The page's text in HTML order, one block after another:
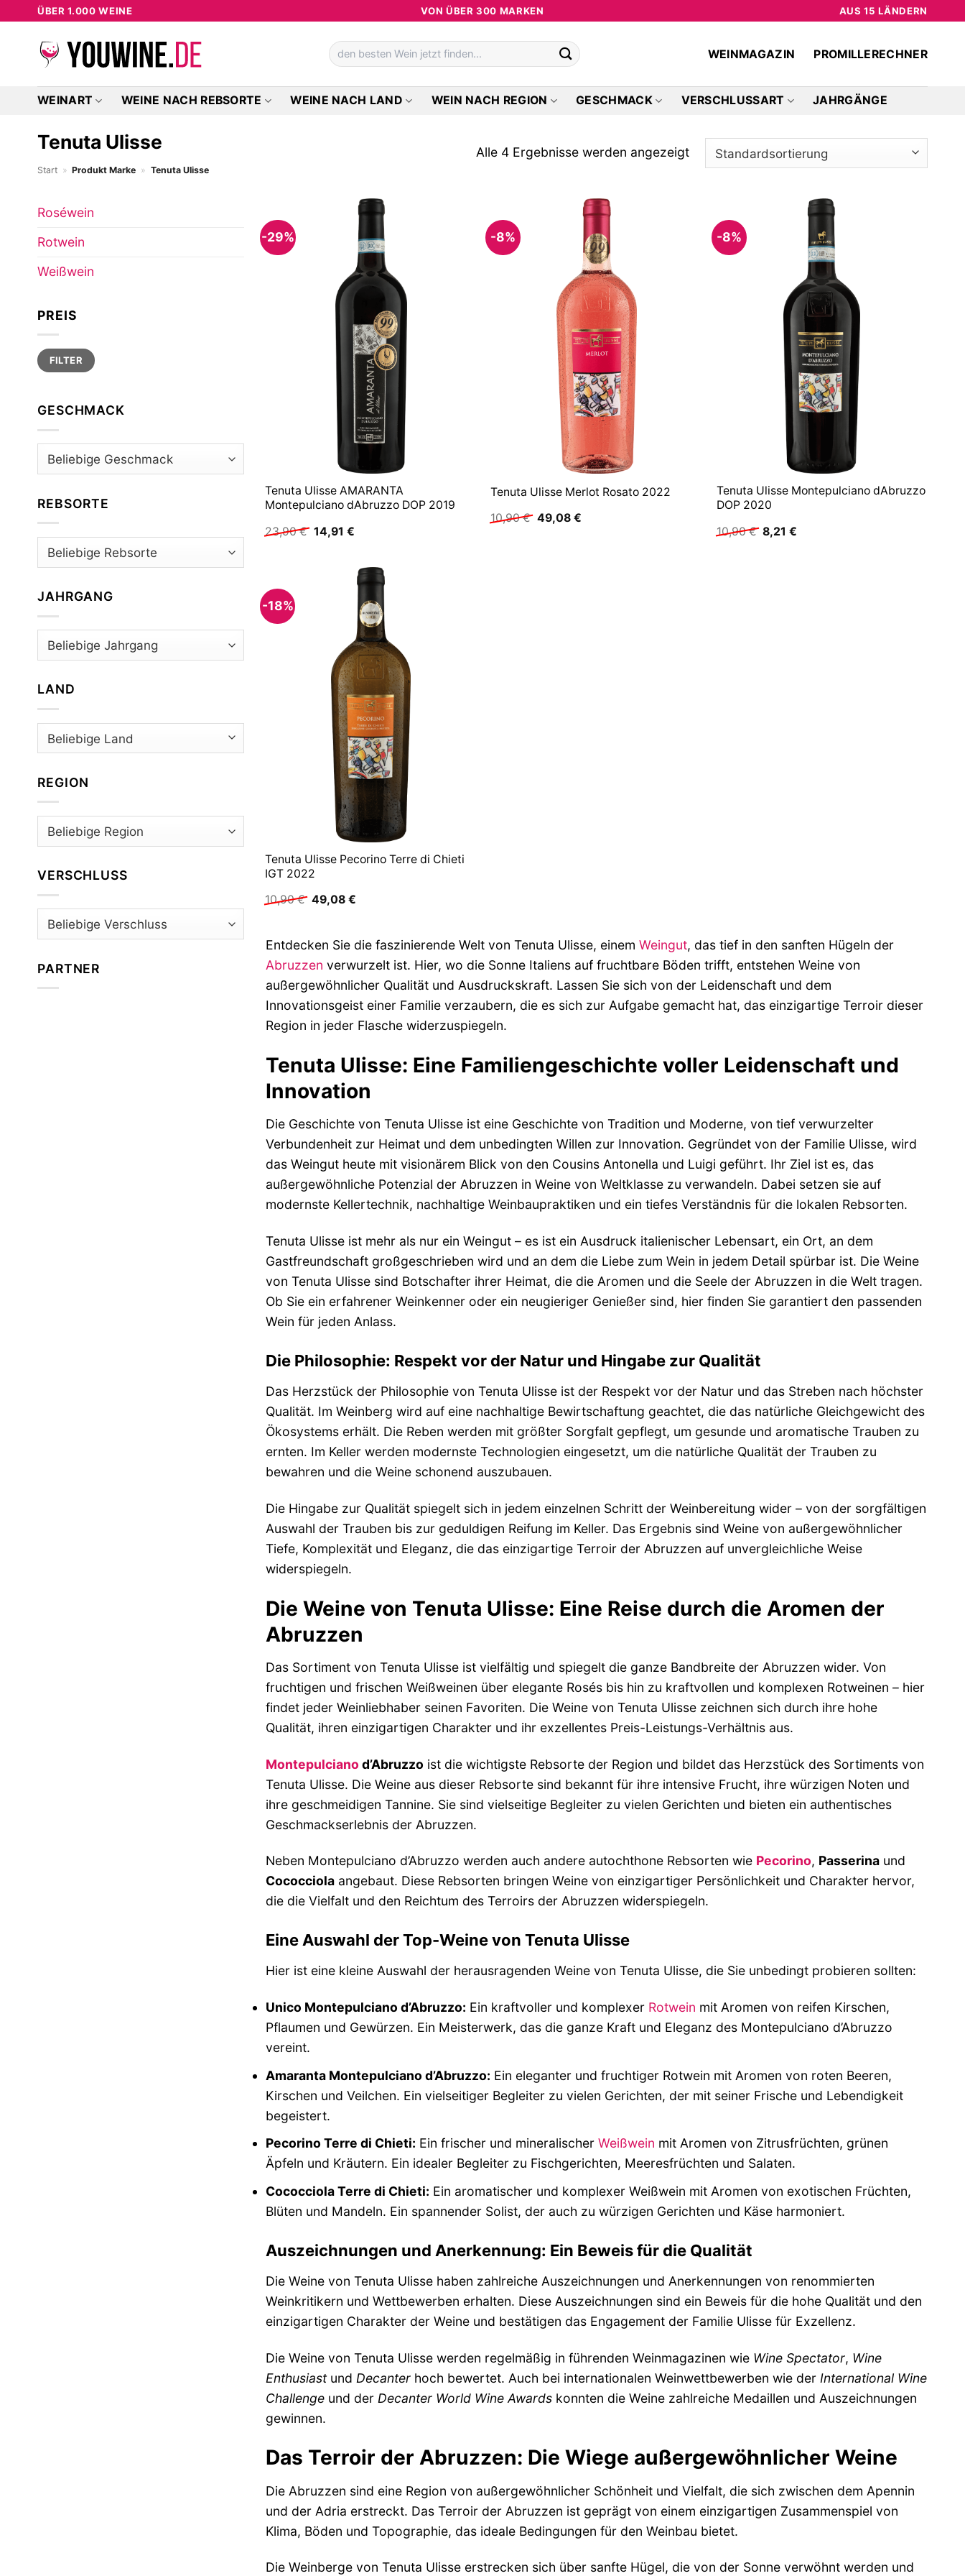
springen
ÜBER 1.000 WEINE VON ÜBER 300 MARKEN AUS 15 LÄNDERN
Suchen
nach:
WEINMAGAZIN PROMILLERECHNER
WEINART WEINE NACH REBSORTE WEINE NACH LAND WEIN NACH REGION GESCHMACK VERSCHLUSSART JAHRGÄNGE
Tenuta Ulisse
Start » Produkt Marke » Tenuta Ulisse
Alle 4 Ergebnisse werden angezeigt
Roséwein
Rotwein
Weißwein
PREIS
Min.
Preis
Max.
PreisFILTER
GESCHMACK
REBSORTE
JAHRGANG
LAND
REGION
VERSCHLUSS
PARTNER
-29%
Tenuta Ulisse AMARANTA
Montepulciano dAbruzzo DOP 2019
23,90€ Ursprünglicher
Preis
14,91€
-8%
Tenuta Ulisse Merlot Rosato 2022
10,90€ Ursprünglicher
Preis
49,08€
-8%
Tenuta Ulisse Montepulciano dAbruzzo
DOP 2020
10,90€ Ursprünglicher
Preis
8,21€
-18%
Tenuta Ulisse Pecorino Terre di Chieti
IGT 2022
10,90€ Ursprünglicher
Preis
49,08€
Entdecken Sie die faszinierende Welt von Tenuta Ulisse, einem Weingut, das tief in den sanften Hügeln der
Abruzzen verwurzelt ist. Hier, wo die Sonne Italiens auf fruchtbare Böden trifft, entstehen Weine von
außergewöhnlicher Qualität und Ausdruckskraft. Lassen Sie sich von der Leidenschaft und dem
Innovationsgeist einer Familie verzaubern, die es sich zur Aufgabe gemacht hat, das einzigartige Terroir dieser
Region in jeder Flasche widerzuspiegeln.
Tenuta Ulisse: Eine Familiengeschichte voller Leidenschaft und
Innovation
Die Geschichte von Tenuta Ulisse ist eine Geschichte von Tradition und Moderne, von tief verwurzelter
Verbundenheit zur Heimat und dem unbedingten Willen zur Innovation. Gegründet von der Familie Ulisse, wird
das Weingut heute mit visionärem Blick von den Cousins ​​Antonella und Luigi geführt. Ihr Ziel ist es, das
außergewöhnliche Potenzial der Abruzzen in Weine von Weltklasse zu verwandeln. Dabei setzen sie auf
modernste Kellertechnik, nachhaltige Weinbaupraktiken und ein tiefes Verständnis für die lokalen Rebsorten.
Tenuta Ulisse ist mehr als nur ein Weingut – es ist ein Ausdruck italienischer Lebensart, ein Ort, an dem
Gastfreundschaft großgeschrieben wird und an dem die Liebe zum Wein in jedem Detail spürbar ist. Die Weine
von Tenuta Ulisse sind Botschafter ihrer Heimat, die die Aromen und die Seele der Abruzzen in die Welt tragen.
Ob Sie ein erfahrener Weinkenner oder ein neugieriger Genießer sind, hier finden Sie garantiert den passenden
Wein für jeden Anlass.
Die Philosophie: Respekt vor der Natur und Hingabe zur Qualität
Das Herzstück der Philosophie von Tenuta Ulisse ist der Respekt vor der Natur und das Streben nach höchster
Qualität. Im Weinberg wird auf eine nachhaltige Bewirtschaftung geachtet, die das natürliche Gleichgewicht des
Ökosystems erhält. Die Reben werden mit größter Sorgfalt gepflegt, um gesunde und aromatische Trauben zu
ernten. Im Keller werden modernste Technologien eingesetzt, um die natürliche Qualität der Trauben zu
bewahren und die Weine schonend auszubauen.
Die Hingabe zur Qualität spiegelt sich in jedem einzelnen Schritt der Weinbereitung wider – von der sorgfältigen
Auswahl der Trauben bis zur geduldigen Reifung im Keller. Das Ergebnis sind Weine von außergewöhnlicher
Tiefe, Komplexität und Eleganz, die das einzigartige Terroir der Abruzzen auf unvergleichliche Weise
widerspiegeln.
Die Weine von Tenuta Ulisse: Eine Reise durch die Aromen der
Abruzzen
Das Sortiment von Tenuta Ulisse ist vielfältig und spiegelt die ganze Bandbreite der Abruzzen wider. Von
fruchtigen und frischen Weißweinen über elegante Rosés bis hin zu kraftvollen und komplexen Rotweinen – hier
findet jeder Weinliebhaber seinen Favoriten. Die Weine von Tenuta Ulisse zeichnen sich durch ihre hohe
Qualität, ihren einzigartigen Charakter und ihr exzellentes Preis-Leistungs-Verhältnis aus.
Montepulciano d’Abruzzo ist die wichtigste Rebsorte der Region und bildet das Herzstück des Sortiments von
Tenuta Ulisse. Die Weine aus dieser Rebsorte sind bekannt für ihre intensive Frucht, ihre würzigen Noten und
ihre geschmeidigen Tannine. Sie sind vielseitige Begleiter zu vielen Gerichten und bieten ein authentisches
Geschmackserlebnis der Abruzzen.
Neben Montepulciano d’Abruzzo werden auch andere autochthone Rebsorten wie Pecorino, Passerinaund
Cococciolaangebaut. Diese Rebsorten bringen Weine von einzigartiger Persönlichkeit und Charakter hervor,
die die Vielfalt und den Reichtum des Terroirs der Abruzzen widerspiegeln.
Eine Auswahl der Top-Weine von Tenuta Ulisse
Hier ist eine kleine Auswahl der herausragenden Weine von Tenuta Ulisse, die Sie unbedingt probieren sollten:
Unico Montepulciano d’Abruzzo: Ein kraftvoller und komplexer Rotwein mit Aromen von reifen Kirschen,
Pflaumen und Gewürzen. Ein Meisterwerk, das die ganze Kraft und Eleganz des Montepulciano d’Abruzzo
vereint.
Amaranta Montepulciano d’Abruzzo: Ein eleganter und fruchtiger Rotwein mit Aromen von roten Beeren,
Kirschen und Veilchen. Ein vielseitiger Begleiter zu vielen Gerichten, der mit seiner Frische und Lebendigkeit
begeistert.
Pecorino Terre di Chieti: Ein frischer und mineralischer Weißwein mit Aromen von Zitrusfrüchten, grünen
Äpfeln und Kräutern. Ein idealer Begleiter zu Fischgerichten, Meeresfrüchten und Salaten.
Cococciola Terre di Chieti: Ein aromatischer und komplexer Weißwein mit Aromen von exotischen Früchten,
Blüten und Mandeln. Ein spannender Solist, der auch zu würzigen Gerichten und Käse harmoniert.
Auszeichnungen und Anerkennung: Ein Beweis für die Qualität
Die Weine von Tenuta Ulisse haben zahlreiche Auszeichnungen und Anerkennungen von renommierten
Weinkritikern und Wettbewerben erhalten. Diese Auszeichnungen sind ein Beweis für die hohe Qualität und den
einzigartigen Charakter der Weine und bestätigen das Engagement der Familie Ulisse für Exzellenz.
Die Weine von Tenuta Ulisse werden regelmäßig in führenden Weinmagazinen wie Wine Spectator, Wine
Enthusiastund Decanterhoch bewertet. Auch bei internationalen Weinwettbewerben wie der International Wine
Challengeund der Decanter World Wine Awardskonnten die Weine zahlreiche Medaillen und Auszeichnungen
gewinnen.
Das Terroir der Abruzzen: Die Wiege außergewöhnlicher Weine
Die Abruzzen sind eine Region von außergewöhnlicher Schönheit und Vielfalt, die sich zwischen dem Apennin
und der Adria erstreckt. Das Terroir der Abruzzen ist geprägt von einem einzigartigen Zusammenspiel von
Klima, Böden und Topographie, das ideale Bedingungen für den Weinbau bietet.
Die Weinberge von Tenuta Ulisse erstrecken sich über sanfte Hügel, die von der Sonne verwöhnt werden und